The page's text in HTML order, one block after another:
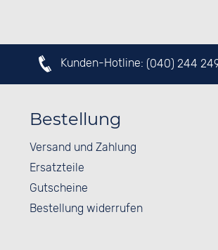
Kunden-Hotline: (040) 244
Bestellung
Versand und Zahlung
Ersatzteile
Gutscheine
Bestellung widerrufen